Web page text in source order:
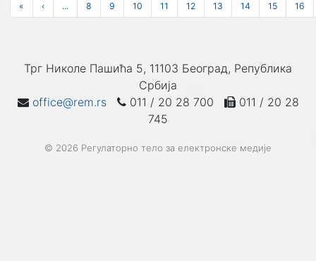
« ‹ ... 8 9 10 11 12 13 14 15 16
Трг Николе Пашића 5, 11103 Београд, Република
Србија
office@rem.rs
011 / 20 28 700
011 / 20 28
745
© 2026 Регулаторно тело за електронске медије